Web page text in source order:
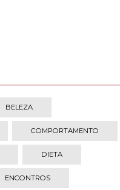
BELEZA
COMPORTAMENTO
DIETA
ENCONTROS